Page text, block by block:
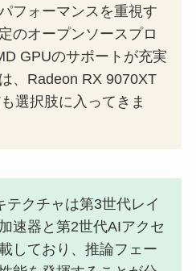
フォーマンスを重視す
のオープンソースプロ
GPUのサポートが充実
、Radeon RX 9070XT
選択肢に入ってきま
テクチャは第3世代レイ
速器と第2世代AIアクセ
しており、推論フェー